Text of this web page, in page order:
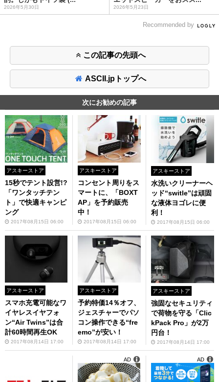
2026年5月30日 2026年5月23日
Recommended by
この記事の先頭へ
ASCII.jpトップへ
次にお勧めの記事
アスキーストア
15秒でテント設営!?
「ワンタッチテン
ト」で快適キャンピ
ング
2017年08月15日 06:00
アスキーストア
コンセント周りをス
マートに、「BOXT
AP」を予約販売
中！
2017年08月15日 06:00
アスキーストア
水洗いクリーナーヘ
ッド“switle”は頑固
な液体ヨゴレに便
利！
2017年08月15日 06:00
アスキーストア
スマホ充電可能なワ
イヤレスイヤフォ
ン“Air Twins”は合
計60時間再生OK
2017年08月14日 17:00
アスキーストア
予約特価14％オフ、
ジェスチャーでパソ
コン操作できる“fre
emo”が安い！
2017年08月14日 17:00
アスキーストア
強固なセキュリティ
で荷物を守る「Clic
kPack Pro」が2万
円台！
2017年08月14日 17:00
AD AD